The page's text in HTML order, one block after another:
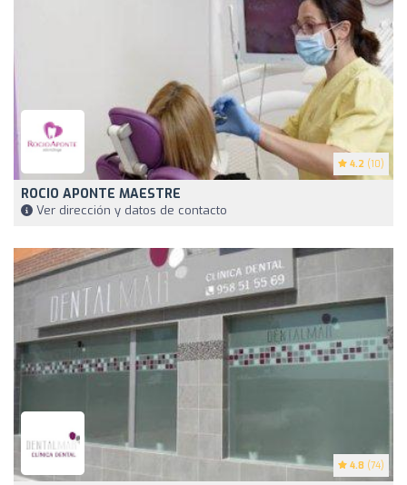
4.2 (10)
ROCIO APONTE MAESTRE
Ver dirección y datos de contacto
4.8 (74)